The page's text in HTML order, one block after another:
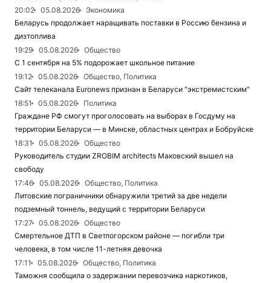
20:02
05.08.2026
Экономика
Беларусь продолжает наращивать поставки в Россию бензина и
дизтоплива
19:29
05.08.2026
Общество
С 1 сентября на 5% подорожает школьное питание
19:12
05.08.2026
Общество, Политика
Сайт телеканала Euronews признан в Беларуси "экстремистским"
18:51
05.08.2026
Политика
Граждане РФ смогут проголосовать на выборах в Госдуму на
территории Беларуси — в Минске, областных центрах и Бобруйске
18:31
05.08.2026
Общество
Руководитель студии ZROBIM architects Маковский вышел на
свободу
17:46
05.08.2026
Общество, Политика
Литовские пограничники обнаружили третий за две недели
подземный тоннель, ведущий с территории Беларуси
17:27
05.08.2026
Общество
Смертельное ДТП в Светлогорском районе — погибли три
человека, в том числе 11-летняя девочка
17:11
05.08.2026
Общество, Политика
Таможня сообщила о задержании перевозчика наркотиков,